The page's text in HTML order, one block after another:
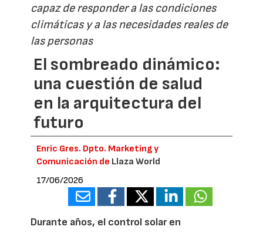
capaz de responder a las condiciones
climáticas y a las necesidades reales de
las personas
El sombreado dinámico:
una cuestión de salud
en la arquitectura del
futuro
Enric Gres. Dpto. Marketing y
Comunicación de Llaza World
17/06/2026
Durante años, el control solar en